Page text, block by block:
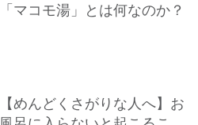
「マコモ湯」とは何なのか？
【めんどくさがりな人へ】お